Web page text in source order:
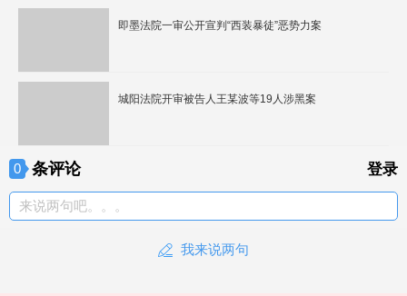
即墨法院一审公开宣判“西装暴徒”恶势力案
城阳法院开审被告人王某波等19人涉黑案
0 条评论 登录
来说两句吧。。。
我来说两句